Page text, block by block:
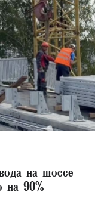
на шоссе
на 90%